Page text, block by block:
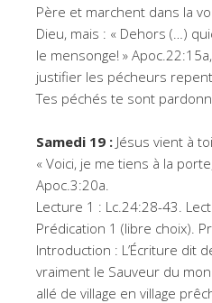
Père et marchent dans la
Dieu, mais : « Dehors (…)
le mensonge! »
justifier les pécheurs
Tes péchés te sont
Samedi 19 : Jésus vient à
« Voici, je me tiens à la
Apoc.3:20a.
Lecture 1 : Lc.24:28-43.
Prédication 1 (libre choix).
Introduction : L’Écriture dit
vraiment le Sauveur du
allé de village en village